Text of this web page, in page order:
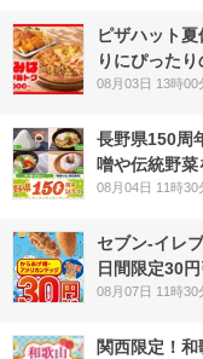
ピザハット
りにぴった
08月03日 13時00
長野県150周
噌や伝統野
08月04日 11時30
セブン‐イレ
日間限定30
08月07日 11時30
関西限定！